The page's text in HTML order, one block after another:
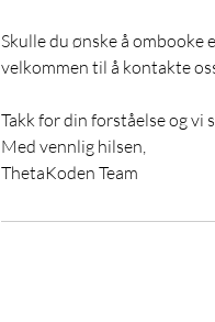
Skulle du ønske å ombooke
velkommen til å kontakte
Takk for din forståelse og vi
Med vennlig hilsen,